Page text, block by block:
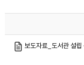
보도자료_도서관 설립·운영전